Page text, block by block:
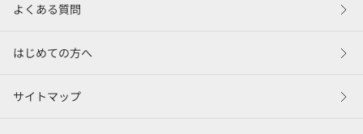
よくある質問
はじめての方へ
サイトマップ